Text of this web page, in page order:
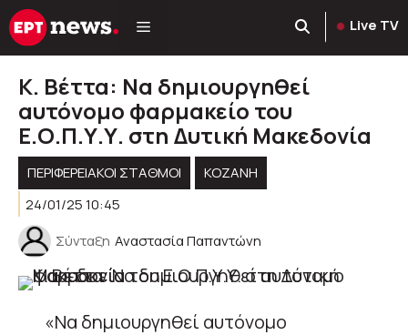
Μετάβαση
σε
Live TV
Κ. Βέττα: Να δημιουργηθεί
αυτόνομο φαρμακείο του
Ε.Ο.Π.Υ.Υ. στη Δυτική Μακεδονία
ΠΕΡΙΦΕΡΕΙΑΚΟΊ ΣΤΑΘΜΟΊ
KOZANH
24/01/25 10:45
Σύνταξη Αναστασία Παπαντώνη
«Να δημιουργηθεί αυτόνομο